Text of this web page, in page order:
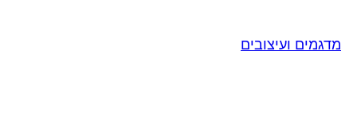
מדגמים ועיצובים